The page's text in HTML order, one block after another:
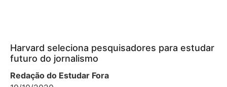
Harvard seleciona pesquisadores para estudar
futuro do jornalismo
Redação do Estudar Fora